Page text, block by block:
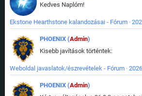
Kedves Naplóm!
Ekstone Hearthstone kalandozásai - Fórum ·
PHOENIX (Admin)
Kisebb javítások történtek:
Weboldal javaslatok/észrevételek - Fórum ·
PHOENIX (Admin)